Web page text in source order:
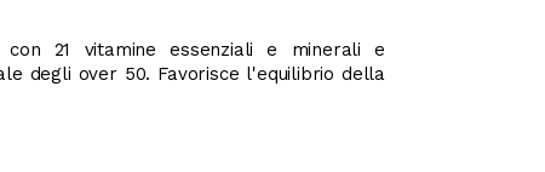
21 vitamine essenziali e minerali e
degli over 50. Favorisce l'equilibrio della